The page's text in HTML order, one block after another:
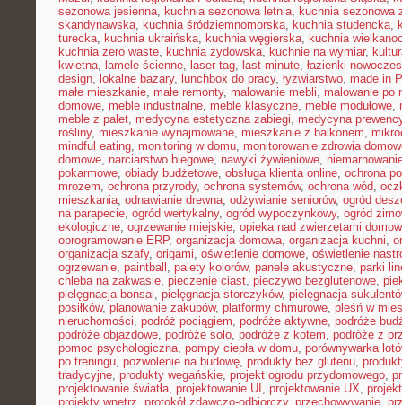
sezonowa jesienna, kuchnia sezonowa letnia, kuchnia sezonowa
skandynawska, kuchnia śródziemnomorska, kuchnia studencka,
turecka, kuchnia ukraińska, kuchnia węgierska, kuchnia
kuchnia zero waste, kuchnia żydowska, kuchnie na wymiar,
kwietna, lamele ścienne, laser tag, last minute, łazienki
design, lokalne bazary, lunchbox do pracy, łyżwiarstwo, made in
małe mieszkanie, małe remonty, malowanie mebli, malowanie po
domowe, meble industrialne, meble klasyczne, meble modułowe,
meble z palet, medycyna estetyczna zabiegi, medycyna
rośliny, mieszkanie wynajmowane, mieszkanie z balkonem,
mindful eating, monitoring w domu, monitorowanie zdrowia
domowe, narciarstwo biegowe, nawyki żywieniowe,
pokarmowe, obiady budżetowe, obsługa klienta online, ochrona
mrozem, ochrona przyrody, ochrona systemów, ochrona wód,
mieszkania, odnawianie drewna, odżywianie seniorów, ogród
na parapecie, ogród wertykalny, ogród wypoczynkowy, ogród
ekologiczne, ogrzewanie miejskie, opieka nad zwierzętami
oprogramowanie ERP, organizacja domowa, organizacja kuchni,
organizacja szafy, origami, oświetlenie domowe, oświetlenie
ogrzewanie, paintball , palety kolorów, panele akustyczne, parki
chleba na zakwasie, pieczenie ciast, pieczywo bezglutenowe,
pielęgnacja bonsai, pielęgnacja storczyków, pielęgnacja
posiłków, planowanie zakupów, platformy chmurowe, pleśń w
nieruchomości, podróż pociągiem, podróże aktywne, podróże
podróże objazdowe, podróże solo, podróże z kotem, podróże z
pomoc psychologiczna, pompy ciepła w domu, porównywarka
po treningu, pozwolenie na budowę, produkty bez glutenu,
tradycyjne, produkty wegańskie, projekt ogrodu przydomowego,
projektowanie światła, projektowanie UI , projektowanie UX,
projekty wnętrz, protokół zdawczo-odbiorczy, przechowywanie,